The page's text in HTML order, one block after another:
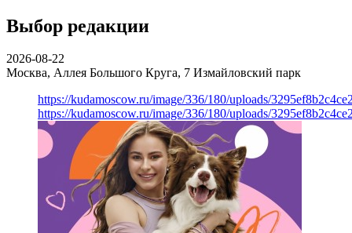
Выбор редакции
2026-08-22
Москва, Аллея Большого Круга, 7 Измайловский парк
https://kudamoscow.ru/image/336/180/uploads/
https://kudamoscow.ru/image/336/180/uploads/